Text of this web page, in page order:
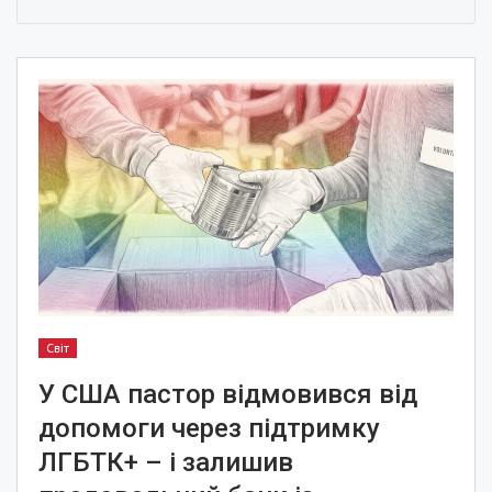
Світ
У США пастор відмовився від
допомоги через підтримку
ЛГБТК+ – і залишив